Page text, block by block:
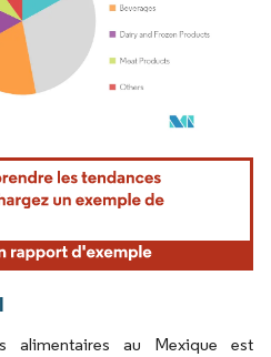
nécessite une attribution sous CC BY
alimentaires au Mexique est